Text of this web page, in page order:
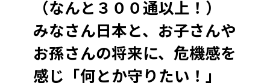
（なんと３００通以上！）
みなさん日本と、 お子さんや
お孫さんの将来に、危機感を
感じ「何とか守りたい！」